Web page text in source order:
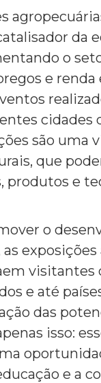
da
o
e renda
cidades
são uma
que
produtos e
o
visitantes
e até
das
isso:
e a